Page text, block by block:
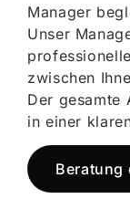
Manager
Unser
zwischen
Der
in einer
Beratung